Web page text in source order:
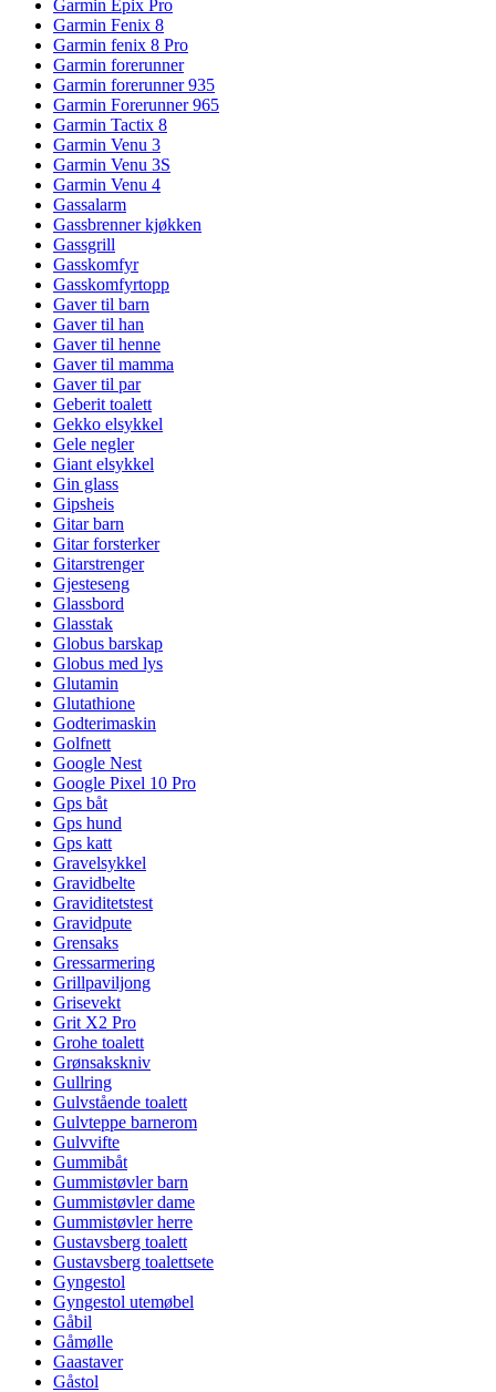
Garmin Epix Pro
Garmin Fenix 8
Garmin fenix 8 Pro
Garmin forerunner
Garmin forerunner 935
Garmin Forerunner 965
Garmin Tactix 8
Garmin Venu 3
Garmin Venu 3S
Garmin Venu 4
Gassalarm
Gassbrenner kjøkken
Gassgrill
Gasskomfyr
Gasskomfyrtopp
Gaver til barn
Gaver til han
Gaver til henne
Gaver til mamma
Gaver til par
Geberit toalett
Gekko elsykkel
Gele negler
Giant elsykkel
Gin glass
Gipsheis
Gitar barn
Gitar forsterker
Gitarstrenger
Gjesteseng
Glassbord
Glasstak
Globus barskap
Globus med lys
Glutamin
Glutathione
Godterimaskin
Golfnett
Google Nest
Google Pixel 10 Pro
Gps båt
Gps hund
Gps katt
Gravelsykkel
Gravidbelte
Graviditetstest
Gravidpute
Grensaks
Gressarmering
Grillpaviljong
Grisevekt
Grit X2 Pro
Grohe toalett
Grønsakskniv
Gullring
Gulvstående toalett
Gulvteppe barnerom
Gulvvifte
Gummibåt
Gummistøvler barn
Gummistøvler dame
Gummistøvler herre
Gustavsberg toalett
Gustavsberg toalettsete
Gyngestol
Gyngestol utemøbel
Gåbil
Gåmølle
Gaastaver
Gåstol